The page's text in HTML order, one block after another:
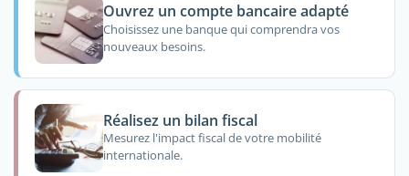
Ouvrez un compte bancaire adapté
Choisissez une banque qui comprendra vos
nouveaux besoins.
Réalisez un bilan fiscal
Mesurez l'impact fiscal de votre mobilité
internationale.